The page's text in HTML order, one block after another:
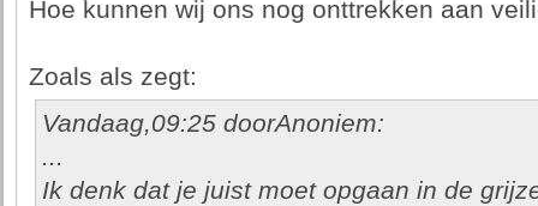
Hoe kunnen wij ons nog onttrekken aan
Zoals als zegt:
Vandaag,09:25 doorAnoniem:
...
Ik denk dat je juist moet opgaan in de